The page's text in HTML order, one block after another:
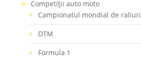
Competiţii auto moto
Campionatul mondial de raliuri
DTM
Formula 1